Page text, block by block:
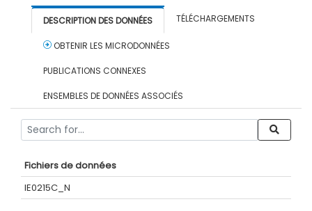
DESCRIPTION DES DONNÉES TÉLÉCHARGEMENTS
OBTENIR LES MICRODONNÉES
PUBLICATIONS CONNEXES
ENSEMBLES DE DONNÉES ASSOCIÉS
Fichiers de données
IE0215C_N